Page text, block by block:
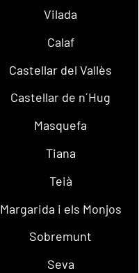
Vilada
Calaf
Castellar del Vallès
Castellar de n´Hug
Masquefa
Tiana
Teià
Margarida i els Monjos
Sobremunt
Seva